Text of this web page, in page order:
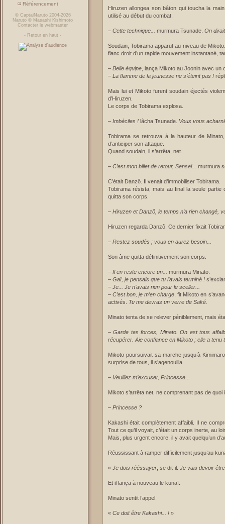
Référencement
© CaptaiNaruto2004-2026
Naruto © Masashi Kishimoto
Contacter le webmaster
- Retour en haut -
Hiruzen allongea son bâton qui toucha la
utilisé au début du combat.
– Cette technique... murmura Tsunade. On
Soudain, Tobirama apparut au niveau de
flanc droit d’un rapide mouvement instantané,
– Belle équipe , lança Mikoto au Joonin avec un
– La flamme de la jeunesse ne s’éteint pas !
Mais lui et Mikoto furent soudain éjectés
d’Hiruzen.
Le corps de Tobirama explosa.
– Imbéciles ! lâcha Tsunade. Vous vous
Tobirama se retrouva à la hauteur de
d’anticiper son attaque.
Quand soudain, il s’arrêta, net.
– C’est mon billet de retour, Sensei... murmura
C’était Danzô. Il venait d’immobiliser Tobirama.
Tobirama résista, mais au final la seule
quitta son corps.
– Hiruzen et Danzô, le temps n’a rien changé,
Hiruzen regarda Danzô. Ce dernier fixait
– Restez soudés ; vous en aurez besoin...
Son âme quitta définitivement son corps.
– Il en reste encore un...
murmura Minato.
– Gaï, je pensais que tu l’avais terminé !
– Je... Je n’avais rien pour le sceller...
–C’est bon, je m’en charge , fit Mikoto en
activés. Tu me devras un verre de Saké.
Minato tenta de se relever péniblement, mais
–Garde tes forces, Minato. On est tous
récupérer. Aie confiance en Mikoto ; elle a tenu
Mikoto poursuivait sa marche jusqu’à
surprise de tous, il s’agenouilla.
– Veuillez m’excuser, Princesse...
Mikoto s’arrêta net, ne comprenant pas de quoi
– Princesse ?
Kakashi était complètement affaibli. Il ne
Tout ce qu’il voyait, c’était un corps inerte, au
Mais, plus urgent encore, il y avait quelqu’un
Réussissant à ramper difficilement jusqu’au
« Je dois rééssayer , se dit-il. Je vais devoir
Et il lança à nouveau le kunaï.
Minato sentit l’appel.
« Ce doit être Kakashi... ! »